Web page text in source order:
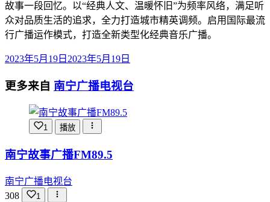
故事一段回忆。以“经典人文、温暖怀旧”为频率风络，满足听
众对品质生活的追求，全力打造城市精英调频。启用国际最流
行广播运作模式，打造全新类型化经典音乐广播。
2023年5月19日 2023年5月19日
更多来自 南宁广播电视台
1 播放
南宁故事广播FM89.5
南宁广播电视台
308
1